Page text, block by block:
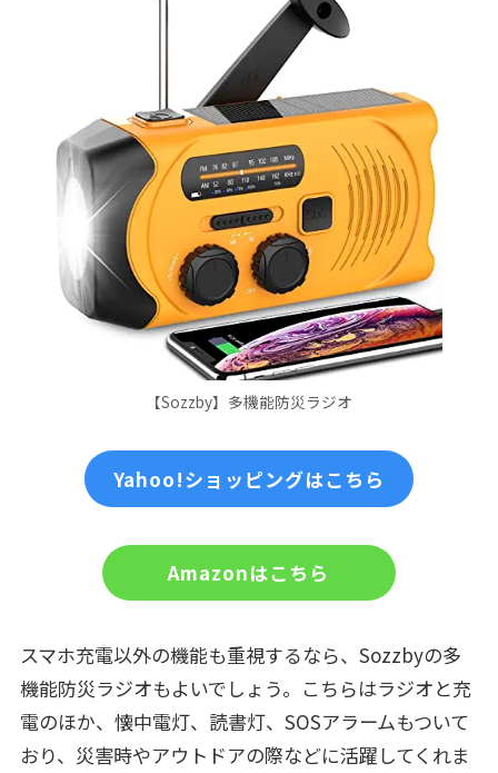
【Sozzby】多機能防災ラジオ
Yahoo!ショッピングはこちら
Amazonはこちら
スマホ充電以外の機能も重視するなら、Sozzbyの多
機能防災ラジオもよいでしょう。こちらはラジオと充
電のほか、懐中電灯、読書灯、SOSアラームもついて
おり、災害時やアウトドアの際などに活躍してくれま